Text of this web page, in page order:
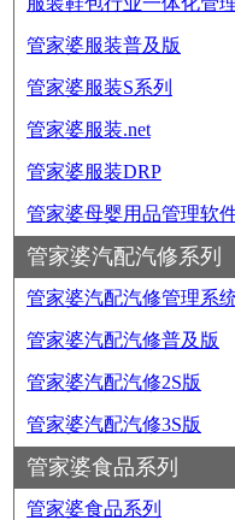
管家婆服装普及版
管家婆服装S系列
管家婆服装.net
管家婆服装DRP
管家婆母婴用品管理软
管家婆汽配汽修系列
管家婆汽配汽修管理系
管家婆汽配汽修普及版
管家婆汽配汽修2S版
管家婆汽配汽修3S版
管家婆食品系列
管家婆食品系列